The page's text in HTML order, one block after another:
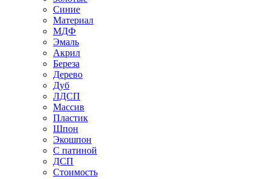
Синие
Материал
МДФ
Эмаль
Акрил
Береза
Дерево
Дуб
ЛДСП
Массив
Пластик
Шпон
Экошпон
С патиной
ДСП
Стоимость